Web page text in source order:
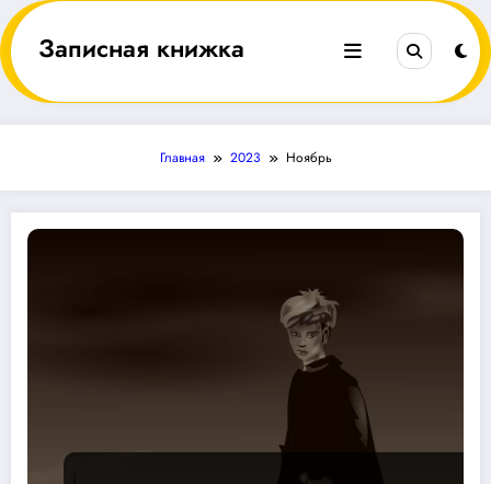
Перейти
к
содержимомуЗаписная книжка
Главная 2023 Ноябрь